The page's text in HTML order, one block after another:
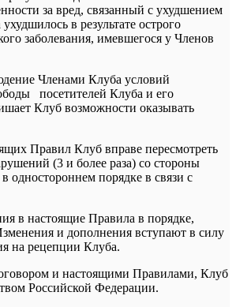
за вред, связанный с ухудшением
в результате острого
заболевания, имевшегося у Членов
Членами Клуба условий
посетителей Клуба и его
Клуб возможности оказывать
Правил Клуб вправе пересмотреть
(3 и более раза) со стороны
одностороннем порядке в связи с
в настоящие Правила в порядке,
и дополнения вступают в силу
на рецепции Клуба.
и настоящими Правилами, Клуб
Российской Федерации.